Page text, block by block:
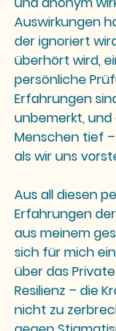
Auswirkungen
der ignoriert
überhört wird,
persönliche
Erfahrungen
unbemerkt,
Menschen tief
als wir uns
Aus all diesen
Erfahrungen
aus meinem
sich für mich
über das
Resilienz – die
nicht zu